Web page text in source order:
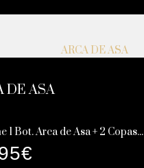
DE ASA
1 Bot. Arca de Asa + 2 Copas...
€